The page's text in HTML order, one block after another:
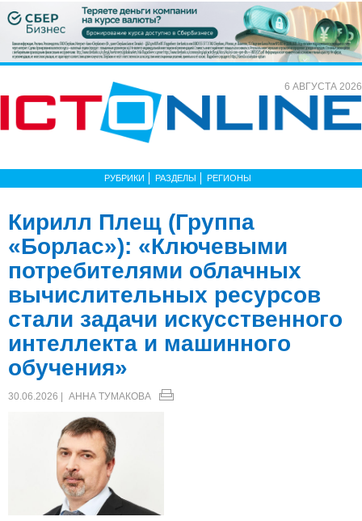
6 АВГУСТА 2026
РУБРИКИ РАЗДЕЛЫ РЕГИОНЫ
Кирилл Плещ (Группа
«Борлас»): «Ключевыми
потребителями облачных
вычислительных ресурсов
стали задачи искусственного
интеллекта и машинного
обучения»
30.06.2026 | АННА ТУМАКОВА